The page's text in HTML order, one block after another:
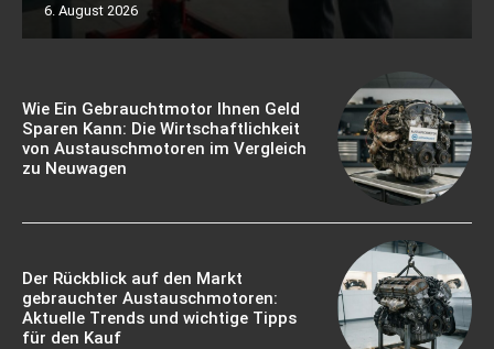
6. August 2026
Wie Ein Gebrauchtmotor Ihnen Geld
Sparen Kann: Die Wirtschaftlichkeit
von Austauschmotoren im Vergleich
zu Neuwagen
Der Rückblick auf den Markt
gebrauchter Austauschmotoren:
Aktuelle Trends und wichtige Tipps
für den Kauf